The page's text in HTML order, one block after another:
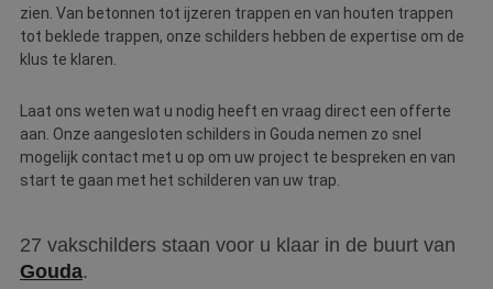
zien. Van betonnen tot ijzeren trappen en van houten trappen
tot beklede trappen, onze schilders hebben de expertise om de
klus te klaren.
Laat ons weten wat u nodig heeft en vraag direct een offerte
aan. Onze aangesloten schilders in Gouda nemen zo snel
mogelijk contact met u op om uw project te bespreken en van
start te gaan met het schilderen van uw trap.
27 vakschilders staan voor u klaar in de buurt van
Gouda.